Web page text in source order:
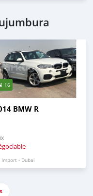
16
BMW R
Import - Dubai